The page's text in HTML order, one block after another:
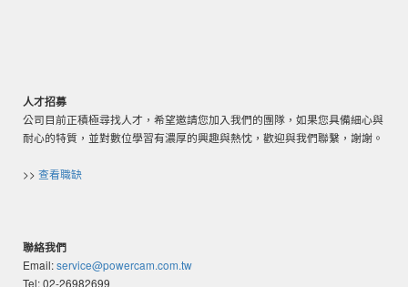
人才招募
公司目前正積極尋找人才，希望邀請您加入我們的團隊，如果您具備細心與
耐心的特質，並對數位學習有濃厚的興趣與熱忱，歡迎與我們聯繫，謝謝。
>> 查看職缺
聯絡我們
Email:service@powercam.com.tw
Tel: 02-26982699